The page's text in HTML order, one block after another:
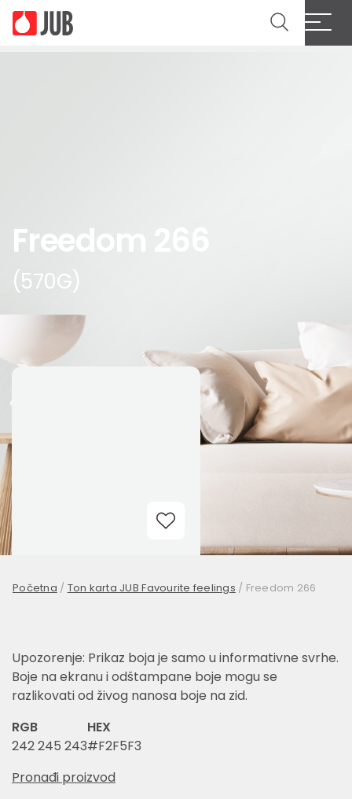
Freedom 266
(570G)
Add to Wishlist
Početna / Ton karta JUB Favourite feelings / Freedom 266
Upozorenje: Prikaz boja je samo u informativne svrhe.
Boje na ekranu i odštampane boje mogu se
razlikovati od živog nanosa boje na zid.
RGB
242 245 243
HEX
#F2F5F3
Pronađi proizvod